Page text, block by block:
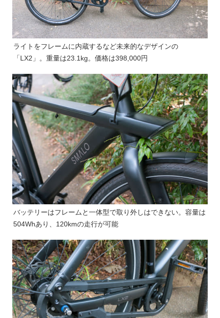
ライトをフレームに内蔵するなど未来的なデザインの
「LX2」。重量は23.1kg。価格は398,000円
バッテリーはフレームと一体型で取り外しはできない。容量は
504Whあり、120kmの走行が可能